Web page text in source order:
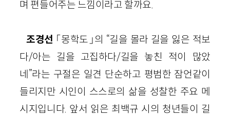
며 편들어주는 느낌이라고 할까요.
조경선 「몽학도」의 “길을 몰라 길을 잃은 적보
다/아는 길을 고집하다/길을 놓친 적이 많았
네”라는 구절은 일견 단순하고 평범한 잠언같이
들리지만 시인이 스스로의 삶을 성찰한 주요 메
시지입니다. 앞서 읽은 최백규 시의 청년들이 길